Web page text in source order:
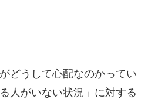
どうして心配なのかってい
人がいない状況」に対する